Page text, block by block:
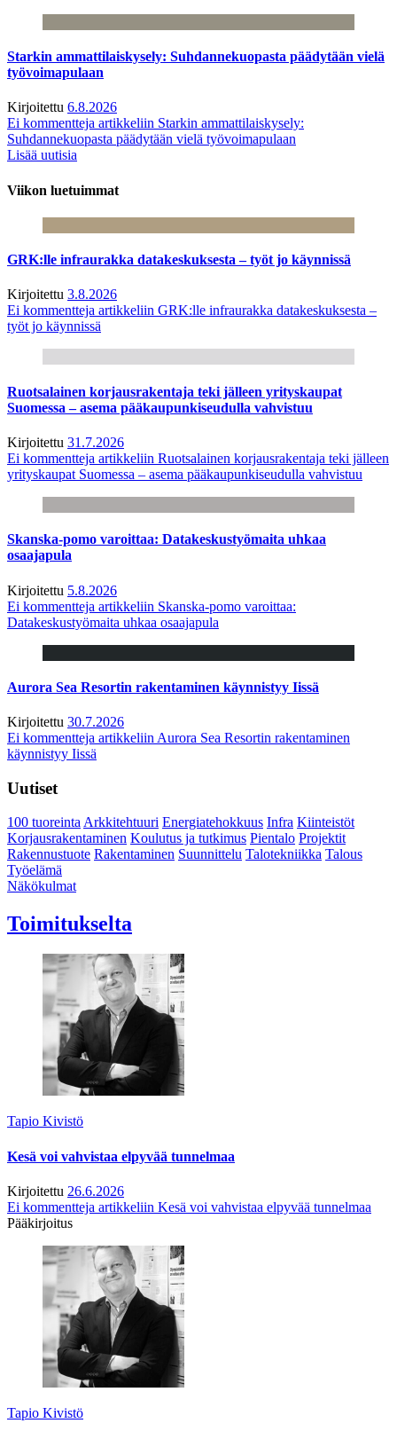
Starkin ammattilaiskysely: Suhdannekuopasta päädytään vielä
työvoimapulaan
Kirjoitettu 6.8.2026
Ei kommentteja artikkeliin Starkin ammattilaiskysely:
Suhdannekuopasta päädytään vielä työvoimapulaan
Lisää uutisia
Viikon luetuimmat
GRK:lle infraurakka datakeskuksesta – työt jo käynnissä
Kirjoitettu 3.8.2026
Ei kommentteja artikkeliin GRK:lle infraurakka datakeskuksesta –
työt jo käynnissä
Ruotsalainen korjausrakentaja teki jälleen yrityskaupat
Suomessa – asema pääkaupunkiseudulla vahvistuu
Kirjoitettu 31.7.2026
Ei kommentteja artikkeliin Ruotsalainen korjausrakentaja teki jälleen
yrityskaupat Suomessa – asema pääkaupunkiseudulla vahvistuu
Skanska-pomo varoittaa: Datakeskustyömaita uhkaa
osaajapula
Kirjoitettu 5.8.2026
Ei kommentteja artikkeliin Skanska-pomo varoittaa:
Datakeskustyömaita uhkaa osaajapula
Aurora Sea Resortin rakentaminen käynnistyy Iissä
Kirjoitettu 30.7.2026
Ei kommentteja artikkeliin Aurora Sea Resortin rakentaminen
käynnistyy Iissä
Uutiset
100 tuoreintaArkkitehtuuri Energiatehokkuus Infra Kiinteistöt
Korjausrakentaminen Koulutus ja tutkimus Pientalo Projektit
Rakennustuote Rakentaminen Suunnittelu Talotekniikka Talous
Työelämä
Näkökulmat
Toimitukselta
Tapio Kivistö
Kesä voi vahvistaa elpyvää tunnelmaa
Kirjoitettu 26.6.2026
Ei kommentteja artikkeliin Kesä voi vahvistaa elpyvää tunnelmaa
Pääkirjoitus
Tapio Kivistö